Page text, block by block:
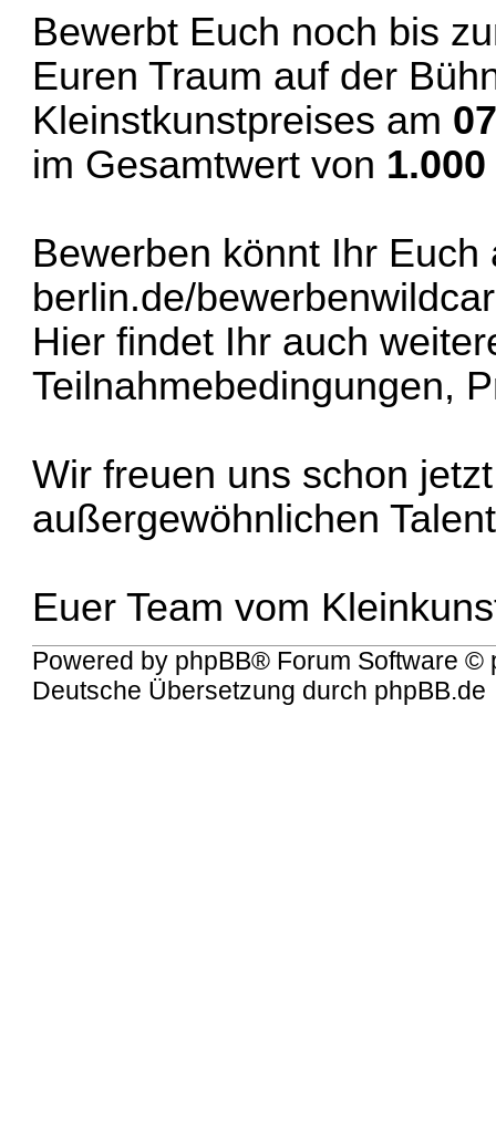
Bewerbt Euch noch bis
Euren Traum auf der
Kleinstkunstpreises am
im Gesamtwert von
Bewerben könnt Ihr
berlin.de/
Hier findet Ihr auch
Teilnahmebedingungen,
Wir freuen uns schon
außergewöhnlichen
Euer Team vom
Powered by phpBB® Forum Software ©
Deutsche Übersetzung durch phpBB.de